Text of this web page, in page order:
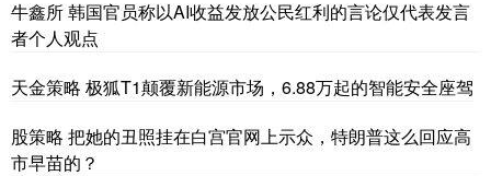
牛鑫所 韩国官员称以AI收益发放公民红利的言论仅代表发言
者个人观点
天金策略 极狐T1颠覆新能源市场，6.88万起的智能安全座驾
股策略 把她的丑照挂在白宫官网上示众，特朗普这么回应高
市早苗的？